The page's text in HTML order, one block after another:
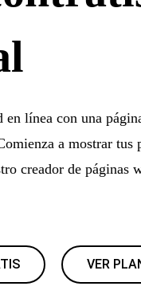
línea con una
a mostrar tus
creador de páginas
VER